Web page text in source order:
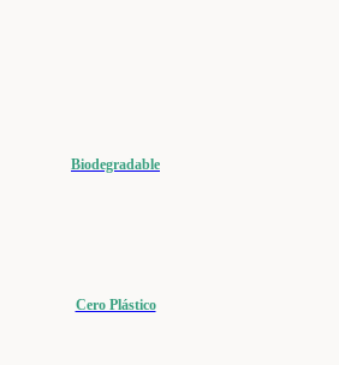
Biodegradable
Cero Plástico